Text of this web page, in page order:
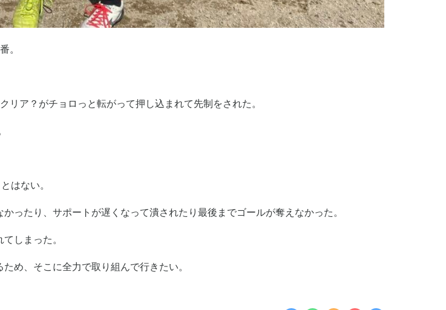
。
ア？がチョロっと転がって押し込まれて先制をされた。
はない。
ったり、サポートが遅くなって潰されたり最後までゴールが奪えなかった。
しまった。
め、そこに全力で取り組んで行きたい。